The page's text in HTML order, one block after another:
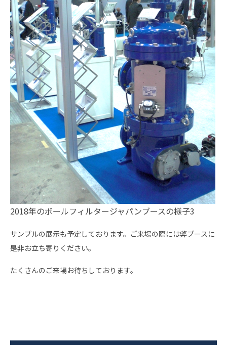
2018年のボールフィルタージャパンブースの様子3
サンプルの展示も予定しております。ご来場の際には弊ブースに
是非お立ち寄りください。
たくさんのご来場お待ちしております。